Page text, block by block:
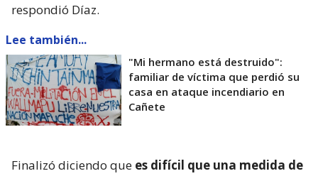
respondió Díaz.
Lee también...
"Mi hermano está destruido":
familiar de víctima que perdió su
casa en ataque incendiario en
Cañete
Finalizó diciendo que es difícil que una medida de